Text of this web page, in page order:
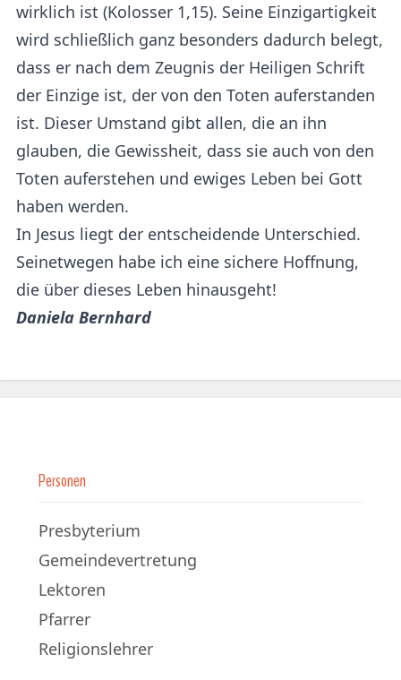
wirklich ist (Kolosser 1,15). Seine Einzigartigkeit
wird schließlich ganz besonders dadurch belegt,
dass er nach dem Zeugnis der Heiligen Schrift
der Einzige ist, der von den Toten auferstanden
ist. Dieser Umstand gibt allen, die an ihn
glauben, die Gewissheit, dass sie auch von den
Toten auferstehen und ewiges Leben bei Gott
haben werden.
In Jesus liegt der entscheidende Unterschied.
Seinetwegen habe ich eine sichere Hoffnung,
die über dieses Leben hinausgeht!
Daniela Bernhard
Personen
Presbyterium
Gemeindevertretung
Lektoren
Pfarrer
Religionslehrer